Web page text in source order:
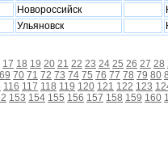
Новороссийск
Ульяновск
17 18 19 20 21 22 23 24 25 26 27 28
69 70 71 72 73 74 75 76 77 78 79 80
116 117 118 119 120 121 122 123
153 154 155 156 157 158 159 160